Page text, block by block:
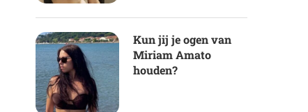
Kun jij je ogen van
Miriam Amato
houden?